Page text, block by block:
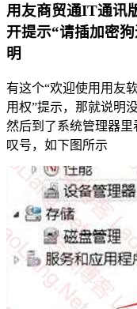
用友商贸通IT通讯
开提示“请插加密
明
有这个“欢迎使用用友
用权”提示，那就说明
然后到了系统管理器里
叹号，如下图所示